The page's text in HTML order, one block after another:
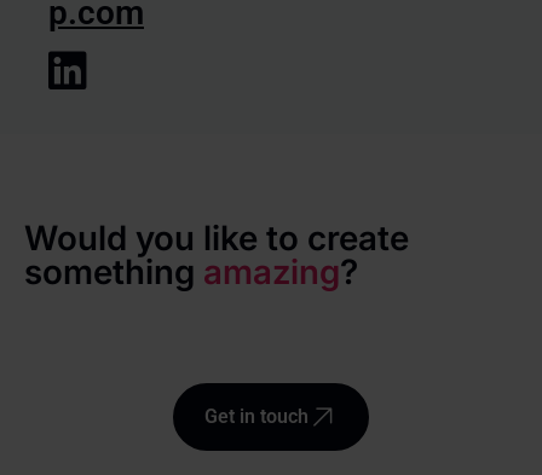
p.com
Would you like to create
something amazing?
Get in touch